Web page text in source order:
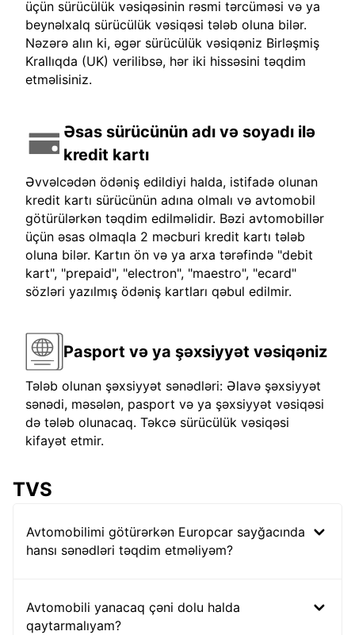
üçün sürücülük vəsiqəsinin rəsmi tərcüməsi və ya
beynəlxalq sürücülük vəsiqəsi tələb oluna bilər.
Nəzərə alın ki, əgər sürücülük vəsiqəniz Birləşmiş
Krallıqda (UK) verilibsə, hər iki hissəsini təqdim
etməlisiniz.
Əsas sürücünün adı və soyadı ilə
kredit kartı
Əvvəlcədən ödəniş edildiyi halda, istifadə olunan
kredit kartı sürücünün adına olmalı və avtomobil
götürülərkən təqdim edilməlidir. Bəzi avtomobillər
üçün əsas olmaqla 2 məcburi kredit kartı tələb
oluna bilər. Kartın ön və ya arxa tərəfində "debit
kart", "prepaid", "electron", "maestro", "ecard"
sözləri yazılmış ödəniş kartları qəbul edilmir.
Pasport və ya şəxsiyyət vəsiqəniz
Tələb olunan şəxsiyyət sənədləri: Əlavə şəxsiyyət
sənədi, məsələn, pasport və ya şəxsiyyət vəsiqəsi
də tələb olunacaq. Təkcə sürücülük vəsiqəsi
kifayət etmir.
TVS
Avtomobilimi götürərkən Europcar sayğacında
hansı sənədləri təqdim etməliyəm?
Avtomobili yanacaq çəni dolu halda
qaytarmalıyam?